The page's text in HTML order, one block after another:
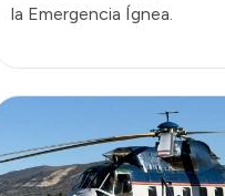
la Emergencia Ígnea.